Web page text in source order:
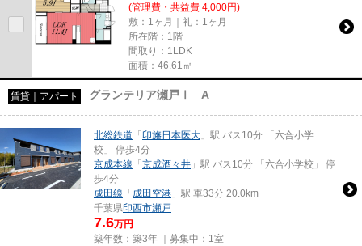
(管理費・共益費 4,000円)
敷：1ヶ月｜礼：1ヶ月
所在階：1階
間取り：1LDK
面積：46.61㎡
賃貸｜アパート グランテリア瀬戸Ⅰ A
北総鉄道 「印旛日本医大 」駅 バス10分 「六合小学
校」 停歩4分
京成本線 「京成酒々井 」駅 バス10分 「六合小学校」 停
歩4分
成田線 「成田空港 」駅 車33分 20.0km
千葉県印西市瀬戸
7.6万円
築年数：築3年 ｜募集中： 1室